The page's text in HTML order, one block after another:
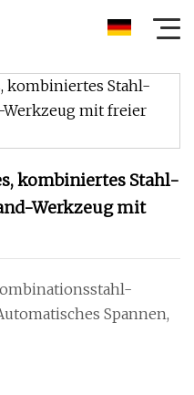
kombiniertes Stahl-
Werkzeug mit
Spannen,